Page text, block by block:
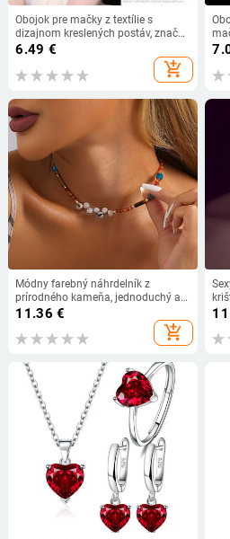
Obojok pre mačky z textílie s
dizajnom kreslených postáv, značky
Like silk, hmotnosť 49 g.
6.49 €
add_shopping_cart
Módny farebný náhrdelník z
prírodného kameňa, jednoduchý a
všestranný pre ženy, dámske
veľkoobchodný priamy predaj
11.36 €
add_shopping_cart